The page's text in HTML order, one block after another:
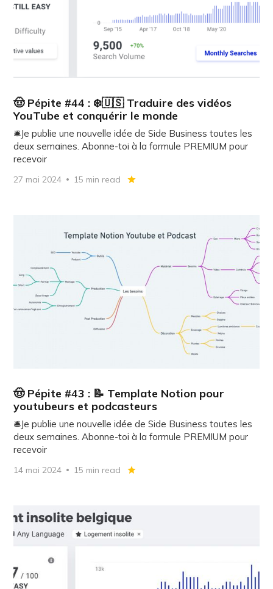
🤠 Pépite #44 : ❄️🇺🇸 Traduire des vidéos
YouTube et conquérir le monde
🛎️Je publie une nouvelle idée de Side Business toutes les
deux semaines. Abonne-toi à la formule PREMIUM pour
recevoir
27 mai 2024 15 min read
🤠 Pépite #43 : 📝 Template Notion pour
youtubeurs et podcasteurs
🛎️Je publie une nouvelle idée de Side Business toutes les
deux semaines. Abonne-toi à la formule PREMIUM pour
recevoir
14 mai 2024 15 min read